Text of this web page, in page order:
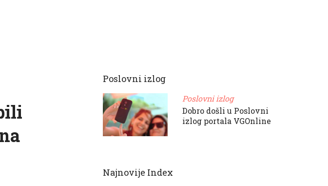
Poslovni izlog
Poslovni izlog
Dobro došli u Poslovni
izlog portala VGOnline
Najnovije Index